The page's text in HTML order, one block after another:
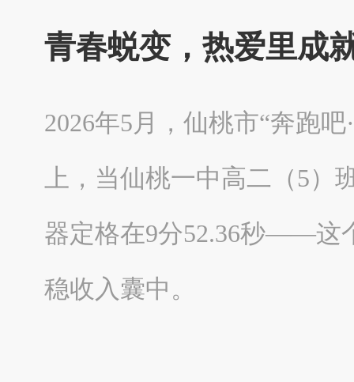
青春蜕变，热爱里成
2026年5月，仙桃市“奔跑
上，当仙桃一中高二（5
器定格在9分52.36秒——这
稳收入囊中。